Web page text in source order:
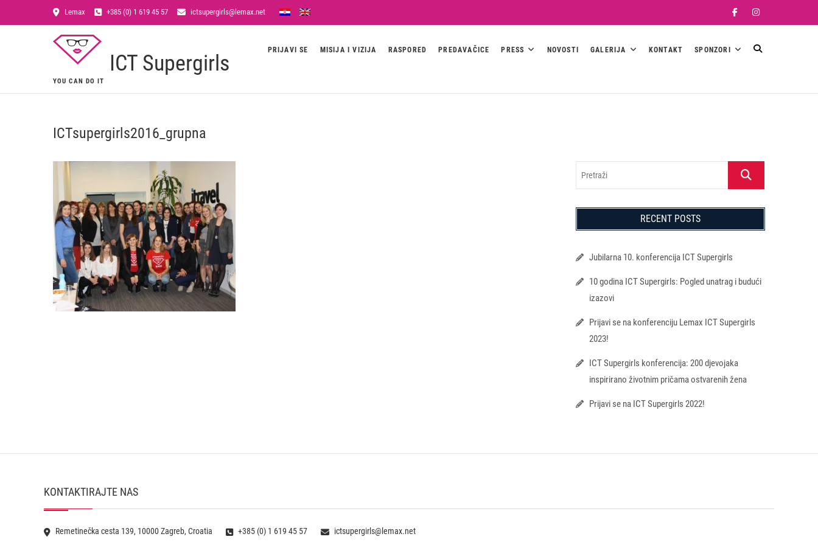
Lemax +385 (0) 1 619 45 57 ictsupergirls@lemax.net FacebookInstagram
ICT Supergirls
YOU CAN DO IT
PRIJAVI SE MISIJA I VIZIJA RASPORED PREDAVAČICE PRESS NOVOSTI GALERIJA KONTAKT SPONZORI
ICTsupergirls2016_grupna
Pretraži
RECENT POSTS
Jubilarna 10. konferencija ICT Supergirls
10 godina ICT Supergirls: Pogled unatrag i budući
izazovi
Prijavi se na konferenciju Lemax ICT Supergirls
2023!
ICT Supergirls konferencija: 200 djevojaka
inspirirano životnim pričama ostvarenih žena
Prijavi se na ICT Supergirls 2022!
KONTAKTIRAJTE NAS
Remetinečka cesta 139, 10000 Zagreb, Croatia +385 (0) 1 619 45 57 ictsupergirls@lemax.net